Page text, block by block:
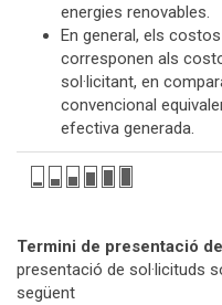
energies renovables.
En general, els
corresponen als
sol·licitant, en
convencional
efectiva generada.
Termini de presentació
presentació de sol·licituds
següent